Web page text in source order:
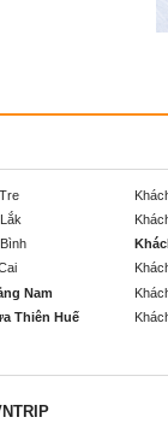
Nam
Thiên Huế